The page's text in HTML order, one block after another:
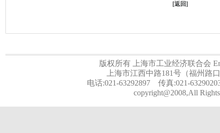
[返回]
版权所有 上海市工业经济联合会
上海市江西中路181号（福州路
电话:021-63292897 传真:021-
copyright@2008,All